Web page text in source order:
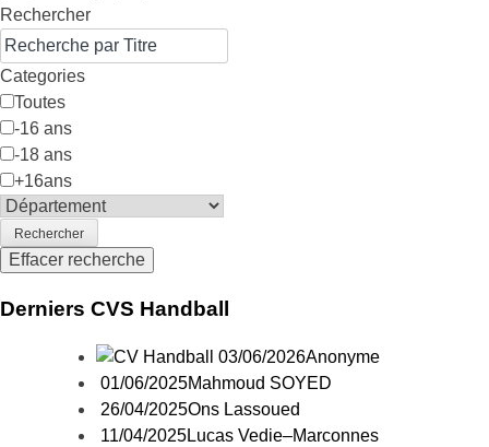
Rechercher
Categories
Toutes
-16 ans
-18 ans
+16ans
Derniers CVS Handball
03/06/2026Anonyme
01/06/2025Mahmoud SOYED
26/04/2025Ons Lassoued
11/04/2025Lucas Vedie–Marconnes